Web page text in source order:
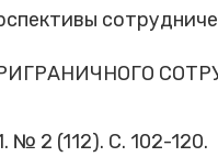
№ 2 (112). С. 102-120.